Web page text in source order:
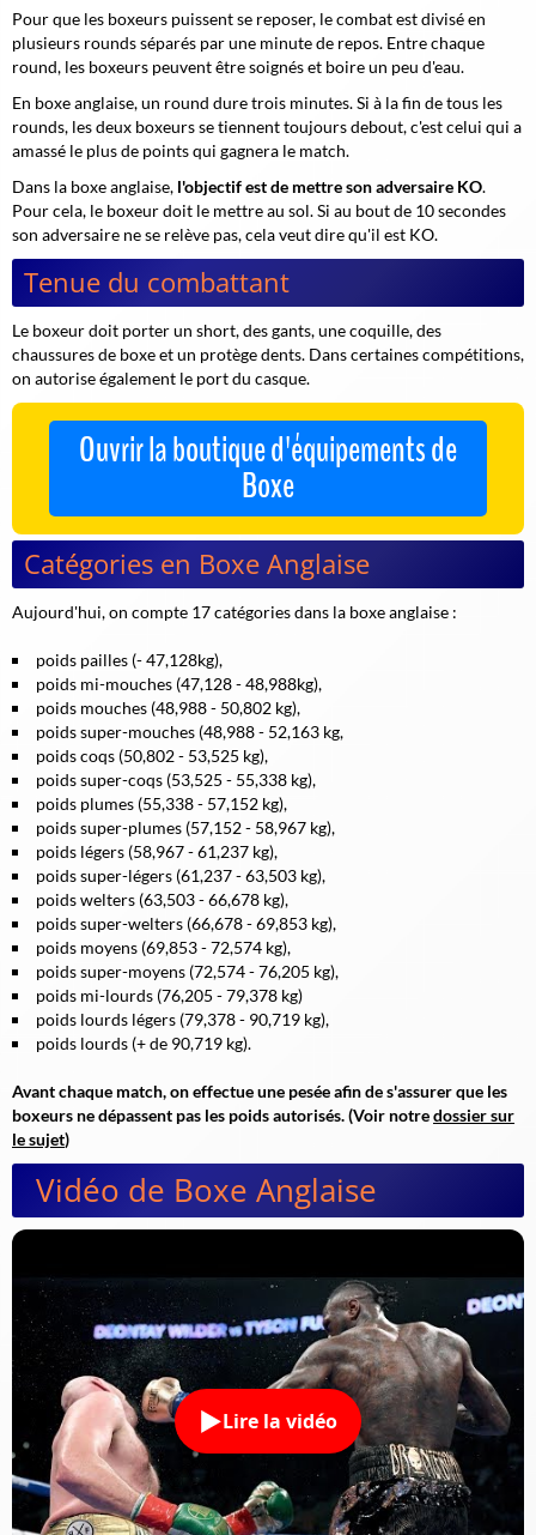
Pour que les boxeurs puissent se reposer, le combat est divisé en
plusieurs rounds séparés par une minute de repos. Entre chaque
round, les boxeurs peuvent être soignés et boire un peu d'eau.
En boxe anglaise, un round dure trois minutes. Si à la fin de tous les
rounds, les deux boxeurs se tiennent toujours debout, c'est celui qui a
amassé le plus de points qui gagnera le match.
Dans la boxe anglaise, l'objectif est de mettre son adversaire KO.
Pour cela, le boxeur doit le mettre au sol. Si au bout de 10 secondes
son adversaire ne se relève pas, cela veut dire qu'il est KO.
Tenue du combattant
Le boxeur doit porter un short, des gants, une coquille, des
chaussures de boxe et un protège dents. Dans certaines compétitions,
on autorise également le port du casque.
Ouvrir la boutique d'équipements de
Boxe
Catégories en Boxe Anglaise
Aujourd'hui, on compte 17 catégories dans la boxe anglaise :
poids pailles (- 47,128kg),
poids mi-mouches (47,128 - 48,988kg),
poids mouches (48,988 - 50,802 kg),
poids super-mouches (48,988 - 52,163 kg,
poids coqs (50,802 - 53,525 kg),
poids super-coqs (53,525 - 55,338 kg),
poids plumes (55,338 - 57,152 kg),
poids super-plumes (57,152 - 58,967 kg),
poids légers (58,967 - 61,237 kg),
poids super-légers (61,237 - 63,503 kg),
poids welters (63,503 - 66,678 kg),
poids super-welters (66,678 - 69,853 kg),
poids moyens (69,853 - 72,574 kg),
poids super-moyens (72,574 - 76,205 kg),
poids mi-lourds (76,205 - 79,378 kg)
poids lourds légers (79,378 - 90,719 kg),
poids lourds (+ de 90,719 kg).
Avant chaque match, on effectue une pesée afin de s'assurer que les
boxeurs ne dépassent pas les poids autorisés. (Voir notredossier sur
le sujet)
Vidéo de Boxe Anglaise
Lire la vidéo